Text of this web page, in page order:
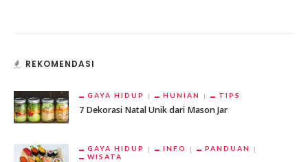
REKOMENDASI
GAYA HIDUP HUNIAN TIPS
7 Dekorasi Natal Unik dari Mason Jar
GAYA HIDUP INFO
PANDUAN
WISATA